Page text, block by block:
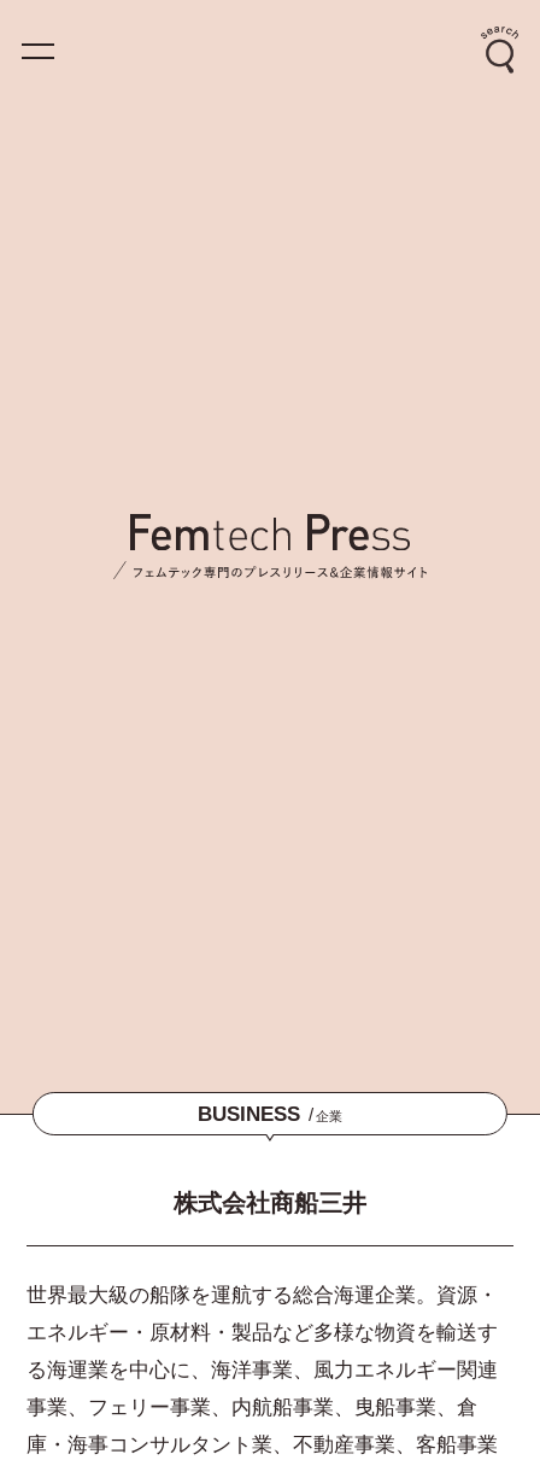
BUSINESS /企業
株式会社商船三井
世界最大級の船隊を運航する総合海運企業。資源・
エネルギー・原材料・製品など多様な物資を輸送す
る海運業を中心に、海洋事業、風力エネルギー関連
事業、フェリー事業、内航船事業、曳船事業、倉
庫・海事コンサルタント業、不動産事業、客船事業